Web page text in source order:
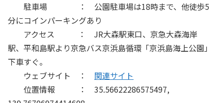
駐車場 ： 公園駐車場は18時まで、他徒歩5
分にコインパーキングあり
アクセス ： JR大森駅東口、京急大森海岸
駅、平和島駅より京急バス京浜島循環「京浜島海上公園」
下車すぐ。
ウェブサイト ： 関連サイト
位置情報 ： 35.56622286575497,